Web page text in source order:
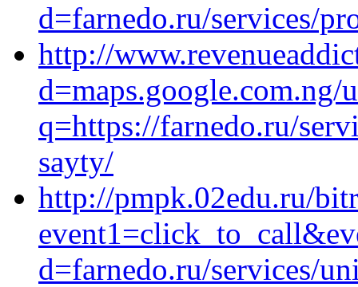
d=farnedo.ru/services/
http://
d=maps.google.com.ng/
q=https://farnedo.ru/
sayty/
http://pmpk.02edu.ru/
d=farnedo.ru/services/